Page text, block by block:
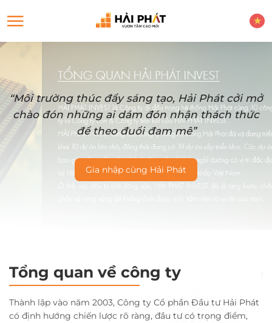
“Môi trường thúc đẩy sáng tạo, Hải Phát cởi mở
chào đón những ai dám đón nhận thách thức
để theo đuổi đam mê”
Gia nhập cùng Hải Phát
Tổng quan về công ty
Thành lập vào năm 2003, Công ty Cổ phần Đầu tư Hải Phát
có định hướng chiến lược rõ ràng, đầu tư có trọng điểm,